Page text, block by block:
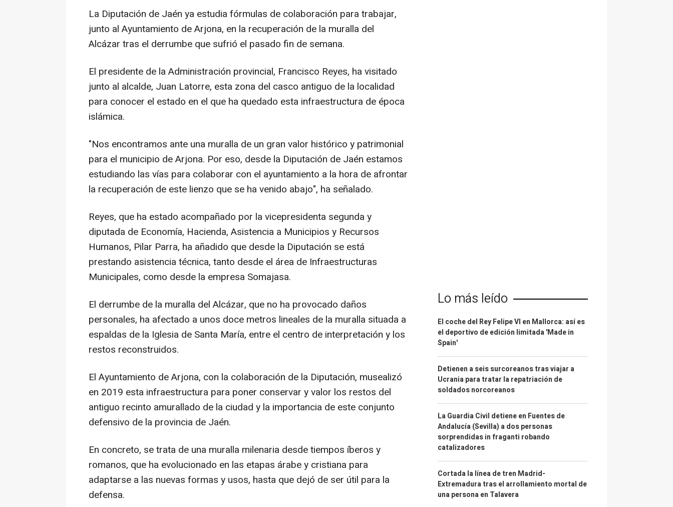
La Diputación de Jaén ya estudia fórmulas de colaboración para trabajar,
junto al Ayuntamiento de Arjona, en la recuperación de la muralla del
Alcázar tras el derrumbe que sufrió el pasado fin de semana.
El presidente de la Administración provincial, Francisco Reyes, ha visitado
junto al alcalde, Juan Latorre, esta zona del casco antiguo de la localidad
para conocer el estado en el que ha quedado esta infraestructura de época
islámica.
"Nos encontramos ante una muralla de un gran valor histórico y patrimonial
para el municipio de Arjona. Por eso, desde la Diputación de Jaén estamos
estudiando las vías para colaborar con el ayuntamiento a la hora de afrontar
la recuperación de este lienzo que se ha venido abajo", ha señalado.
Reyes, que ha estado acompañado por la vicepresidenta segunda y
diputada de Economía, Hacienda, Asistencia a Municipios y Recursos
Humanos, Pilar Parra, ha añadido que desde la Diputación se está
prestando asistencia técnica, tanto desde el área de Infraestructuras
Municipales, como desde la empresa Somajasa.
El derrumbe de la muralla del Alcázar, que no ha provocado daños
personales, ha afectado a unos doce metros lineales de la muralla situada a
espaldas de la Iglesia de Santa María, entre el centro de interpretación y los
restos reconstruidos.
El Ayuntamiento de Arjona, con la colaboración de la Diputación, musealizó
en 2019 esta infraestructura para poner conservar y valor los restos del
antiguo recinto amurallado de la ciudad y la importancia de este conjunto
defensivo de la provincia de Jaén.
En concreto, se trata de una muralla milenaria desde tiempos íberos y
romanos, que ha evolucionado en las etapas árabe y cristiana para
adaptarse a las nuevas formas y usos, hasta que dejó de ser útil para la
defensa.
Lo más leído
El coche del Rey Felipe VI en Mallorca: así es
el deportivo de edición limitada 'Made in
Spain'
Detienen a seis surcoreanos tras viajar a
Ucrania para tratar la repatriación de
soldados norcoreanos
La Guardia Civil detiene en Fuentes de
Andalucía (Sevilla) a dos personas
sorprendidas in fraganti robando
catalizadores
Cortada la línea de tren Madrid-
Extremadura tras el arrollamiento mortal de
una persona en Talavera